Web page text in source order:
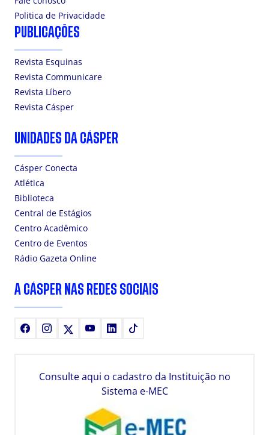
Politica de Privacidade
PUBLICAÇÕES
Revista Esquinas
Revista Communicare
Revista Líbero
Revista Cásper
UNIDADES DA CÁSPER
Cásper Conecta
Atlética
Biblioteca
Central de Estágios
Centro Acadêmico
Centro de Eventos
Rádio Gazeta Online
A CÁSPER NAS REDES SOCIAIS
FacebookInstagram YoutubeLinkedIn
Consulte aqui o cadastro da Instituição no
Sistema e-MEC